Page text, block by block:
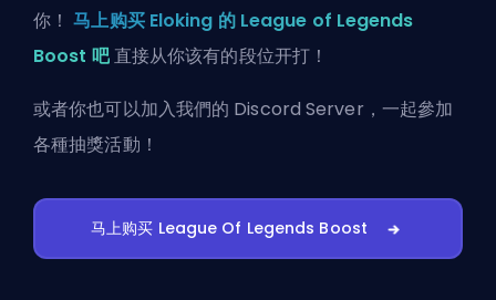
你！马上购买 Eloking 的 League of Legends
Boost 吧直接从你该有的段位开打！
或者你也可以加入我們的 Discord Server ，一起參加
各種抽獎活動！
马上购买 League Of Legends Boost